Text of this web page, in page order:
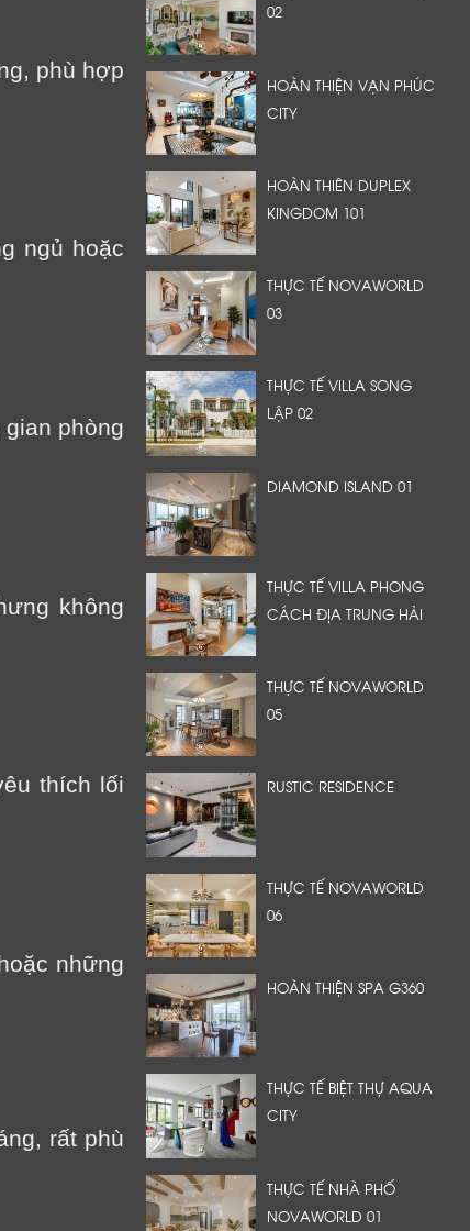
phù hợp
ngủ hoặc
phòng
không
thích lối
những
rất phù
02
HOÀN THIỆN VẠN PHÚC
CITY
HOÀN THIÊN DUPLEX
KINGDOM 101
THỰC TẾ NOVAWORLD
03
THỰC TẾ VILLA SONG
LẬP 02
DIAMOND ISLAND 01
THỰC TẾ VILLA PHONG
CÁCH ĐỊA TRUNG HẢI
THỰC TẾ NOVAWORLD
05
RUSTIC RESIDENCE
THỰC TẾ NOVAWORLD
06
HOÀN THIỆN SPA G360
THỰC TẾ BIỆT THỰ AQUA
CITY
THỰC TẾ NHÀ PHỐ
NOVAWORLD 01